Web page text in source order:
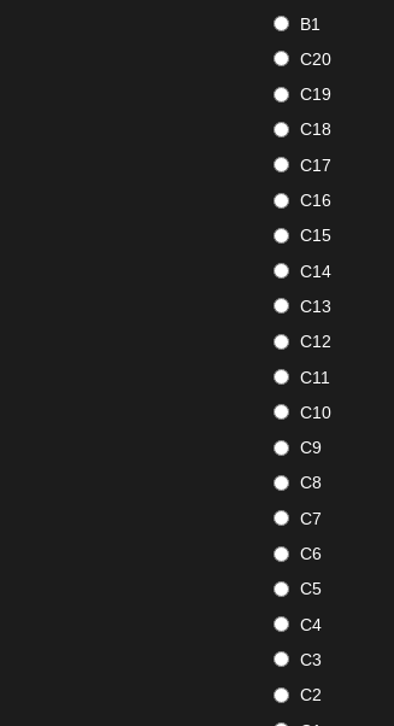
B1
C20
C19
C18
C17
C16
C15
C14
C13
C12
C11
C10
C9
C8
C7
C6
C5
C4
C3
C2